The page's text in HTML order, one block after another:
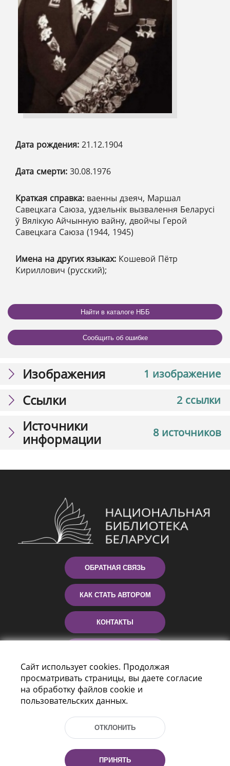
Дата рождения: 21.12.1904
Дата смерти: 30.08.1976
Краткая справка: ваенны дзеяч, Маршал
Савецкага Саюза, удзельнік вызвалення Беларусі
ў Вялікую Айчынную вайну, двойчы Герой
Савецкага Саюза (1944, 1945)
Имена на других языках: Кошевой Пётр
Кириллович (русский);
Найти в каталоге НББ
Сообщить об ошибке
1 изображение
Изображения
2 ссылки
Ссылки
8 источников
Источники
информации
ОБРАТНАЯ СВЯЗЬ
КАК СТАТЬ АВТОРОМ
КОНТАКТЫ
Пр-т Независимости 116
г. Минск, Республика Беларусь, 220114
Сайт использует cookies. Продолжая
просматривать страницы, вы даете согласие
на обработку файлов cookie и
пользовательских данных.
ОТКЛОНИТЬ
ПРИНЯТЬ